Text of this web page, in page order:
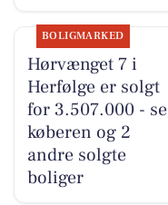
BOLIGMARKED
Hørvænget 7 i
Herfølge er solgt
for 3.507.000 - se
køberen og 2
andre solgte
boliger